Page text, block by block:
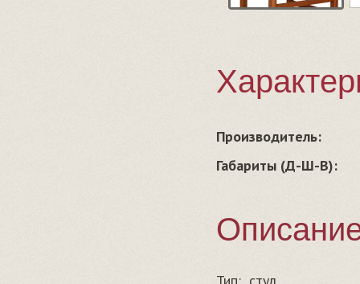
Производитель:
Габариты (Д-Ш-В):